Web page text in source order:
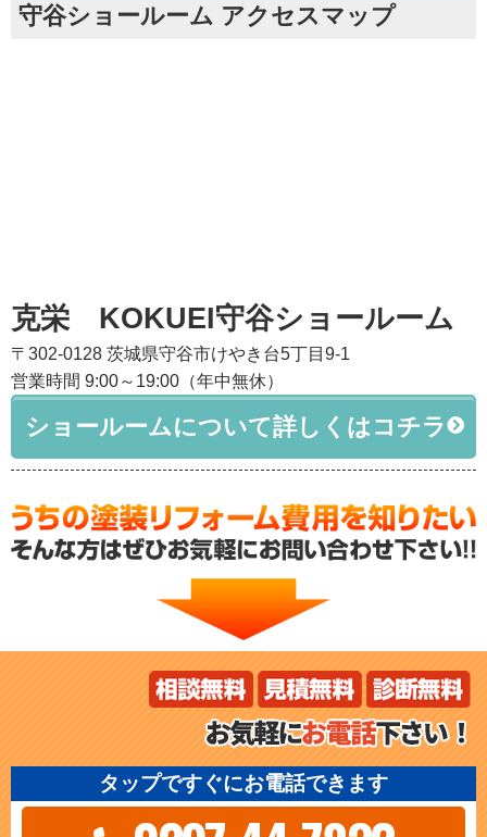
守谷ショールーム アクセスマップ
克栄 KOKUEI守谷ショールーム
〒302-0128 茨城県守谷市けやき台5丁目9-1
営業時間 9:00～19:00（年中無休）
ショールームについて詳しくはコチラ
タップですぐにお電話できます